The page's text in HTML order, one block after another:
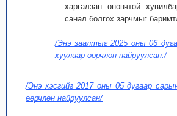
харгалзан оновчтой
санал болгох зарчмыг
/Энэ заалтыг 2025 оны 06
хуулиар өөрчлөн найруулсан./
/Энэ хэсгийг 2017 оны 05 дугаар
өөрчлөн найруулсан/